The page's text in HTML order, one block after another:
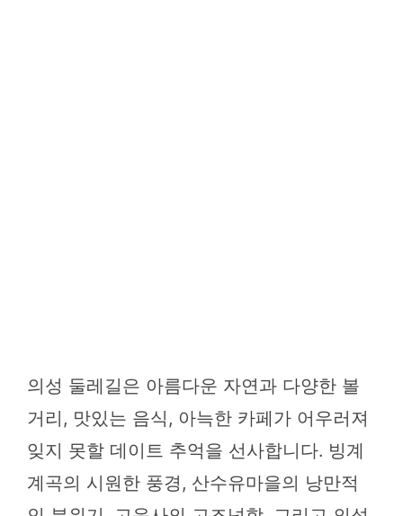
의성 둘레길은 아름다운 자연과 다양한 볼
거리, 맛있는 음식, 아늑한 카페가 어우러져
잊지 못할 데이트 추억을 선사합니다. 빙계
계곡의 시원한 풍경, 산수유마을의 낭만적